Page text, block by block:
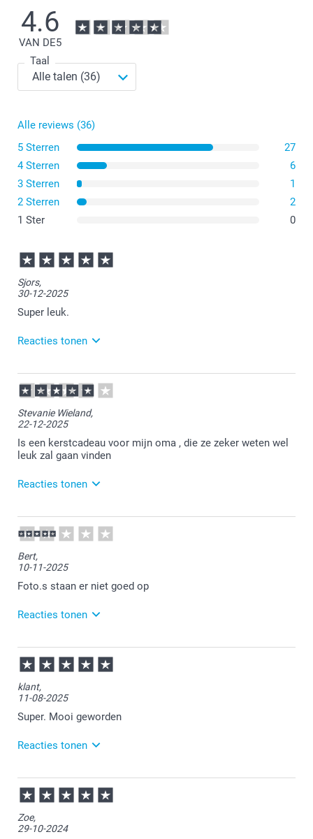
4.6
VAN DE5
Taal
Alle reviews (36)
5 Sterren
27
4 Sterren
6
3 Sterren
1
2 Sterren
2
1 Ster
0
Sjors,
30-12-2025
Super leuk.
Reacties tonen
31-12-2025
09:04
Veel plezier van de mok!
Stevanie Wieland,
22-12-2025
Is een kerstcadeau voor mijn oma , die ze zeker weten wel
leuk zal gaan vinden
Reacties tonen
22-12-2025
13:24
Bedankt voor je review. Erg leuk om te horen dat je
met het geven van dit leuke cadeau!
Bert,
10-11-2025
Foto.s staan er niet goed op
Reacties tonen
11-11-2025
13:07
Bedankt voor je review. Vervelend om te horen dat je
klantenservice heeft je een berichtje gestuurd om
met je mee te kijken naar een passende oplossing
klant,
11-08-2025
Super. Mooi geworden
Reacties tonen
12-08-2025
14:47
Bedankt voor je review. Wat leuk dat je bij ons een
wellicht tot een volgende keer.
Zoe,
29-10-2024